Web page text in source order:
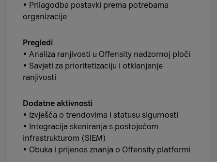
• Prilagodba postavki prema potrebama
organizacije
Pregledi
• Analiza ranjivosti u Offensity nadzornoj ploči
• Savjeti za prioritetizaciju i otklanjanje
ranjivosti
Dodatne aktivnosti
• Izvješća o trendovima i statusu sigurnosti
• Integracija skeniranja s postojećom
infrastrukturom (SIEM)
• Obuka i prijenos znanja o Offensity platformi